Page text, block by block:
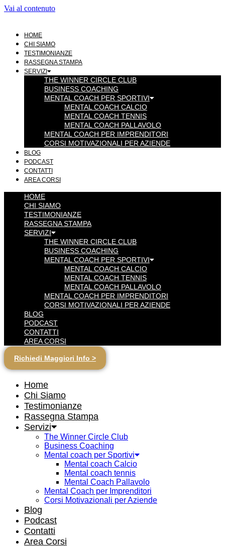
Vai al contenuto
HOME
CHI SIAMO
TESTIMONIANZE
RASSEGNA STAMPA
SERVIZI
THE WINNER CIRCLE CLUB
BUSINESS COACHING
MENTAL COACH PER SPORTIVI
MENTAL COACH CALCIO
MENTAL COACH TENNIS
MENTAL COACH PALLAVOLO
MENTAL COACH PER IMPRENDITORI
CORSI MOTIVAZIONALI PER AZIENDE
BLOG
PODCAST
CONTATTI
AREA CORSI
HOME
CHI SIAMO
TESTIMONIANZE
RASSEGNA STAMPA
SERVIZI
THE WINNER CIRCLE CLUB
BUSINESS COACHING
MENTAL COACH PER SPORTIVI
MENTAL COACH CALCIO
MENTAL COACH TENNIS
MENTAL COACH PALLAVOLO
MENTAL COACH PER IMPRENDITORI
CORSI MOTIVAZIONALI PER AZIENDE
BLOG
PODCAST
CONTATTI
AREA CORSI
Richiedi Maggiori Info >
Home
Chi Siamo
Testimonianze
Rassegna Stampa
Servizi
The Winner Circle Club
Business Coaching
Mental coach per Sportivi
Mental coach Calcio
Mental coach tennis
Mental Coach Pallavolo
Mental Coach per Imprenditori
Corsi Motivazionali per Aziende
Blog
Podcast
Contatti
Area Corsi